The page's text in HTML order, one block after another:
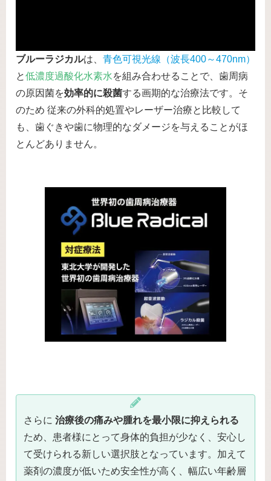
ブルーラジカルは、 青色可視光線（波長400～470nm）
と低濃度過酸化水素水を組み合わせることで、歯周病
の原因菌を効率的に殺菌する画期的な治療法です。そ
のため 従来の外科的処置やレーザー治療と比較して
も、歯ぐきや歯に物理的なダメージを与えることがほ
とんどありません。
さらに 治療後の痛みや腫れを最小限に抑えられる
ため、患者様にとって身体的負担が少なく、安心し
て受けられる新しい選択肢となっています。加えて
薬剤の濃度が低いため安全性が高く、幅広い年齢層